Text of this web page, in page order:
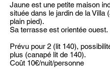
Jaune est une petite maison
située dans le jardin de la Villa
plain pied).
Sa terrasse est orientée ouest.
Prévu pour 2 (lit 140),
plus (canapé lit de 140).
Coût 10€/nuit/personne